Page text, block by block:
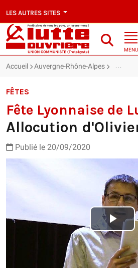
LES AUTRES SITES
MENU
Accueil Auvergne-Rhône-Alpes Fête
FÊTES
Fête Lyonnaise de
Allocution
Publié le 20/09/2020
Play